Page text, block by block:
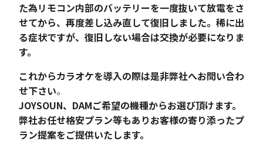
た為リモコン内部のバッテリーを一度抜いて放電をさ
せてから、再度差し込み直して復旧しました。稀に出
る症状ですが、復旧しない場合は交換が必要になりま
す。
これからカラオケを導入の際は是非弊社へお問い合わ
せ下さい。
JOYSOUN、DAMご希望の機種からお選び頂けます。
弊社お任せ格安プラン等もありお客様の寄り添ったプ
ラン提案をご提供いたします。